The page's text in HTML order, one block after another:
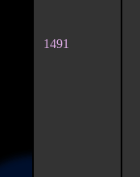
1491